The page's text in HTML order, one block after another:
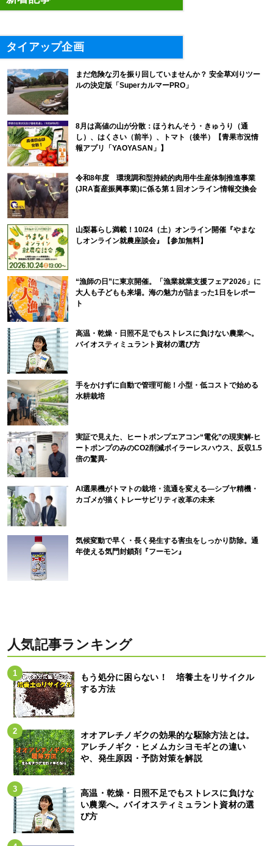
タイアップ企画
まだ危険な刃を振り回していませんか？ 安全草刈りツー
ルの決定版「SuperカルマーPRO」
8月は高値の山が分散：ほうれんそう・きゅうり（通
し）、はくさい（前半）、トマト（後半）【青果市況情
報アプリ「YAOYASAN」】
令和8年度 環境調和型持続的肉用牛生産体制推進事業
(JRA畜産振興事業)に係る第１回オンライン情報交換会
山梨暮らし満載！10/24（土）オンライン開催『やまな
しオンライン就農座談会』【参加無料】
“漁師の日”に東京開催。「漁業就業支援フェア2026」に
大人も子どもも来場。海の魅力が詰まった1日をレポー
ト
高温・乾燥・日照不足でもストレスに負けない農業へ。
バイオスティミュラント資材の選び方
手をかけずに自動で管理可能！小型・低コストで始める
水耕栽培
実証で見えた、ヒートポンプエアコン“電化”の現実解-ヒ
ートポンプのみのCO2削減ボイラーレスハウス、反収1.5
倍の驚異-
AI選果機がトマトの栽培・流通を変える―シブヤ精機・
カゴメが描くトレーサビリティ改革の未来
気候変動で早く・長く発生する害虫をしっかり防除。通
年使える気門封鎖剤『フーモン』
人気記事ランキング
もう処分に困らない！ 培養土をリサイクル
する方法
オオアレチノギクの効果的な駆除方法とは。
アレチノギク・ヒメムカシヨモギとの違い
や、発生原因・予防対策を解説
高温・乾燥・日照不足でもストレスに負けな
い農業へ。バイオスティミュラント資材の選
び方